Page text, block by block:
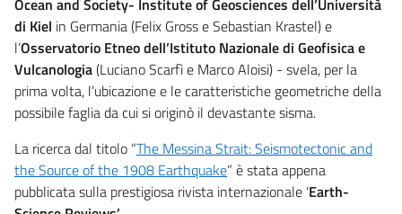
Ocean and Society- Institute of Geosciences dell’Università
di Kiel in Germania (Felix Gross e Sebastian Krastel) e
l’Osservatorio Etneo dell’Istituto Nazionale di Geofisica e
Vulcanologia(Luciano Scarfì e Marco Aloisi) - svela, per la
prima volta, l’ubicazione e le caratteristiche geometriche della
possibile faglia da cui si originò il devastante sisma.
La ricerca dal titolo “The Messina Strait: Seismotectonic and
the Source of the 1908 Earthquake” è stata appena
pubblicata sulla prestigiosa rivista internazionale ‘Earth-